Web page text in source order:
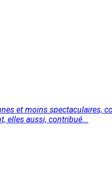
et moins spectaculaires,
elles aussi, contribué...